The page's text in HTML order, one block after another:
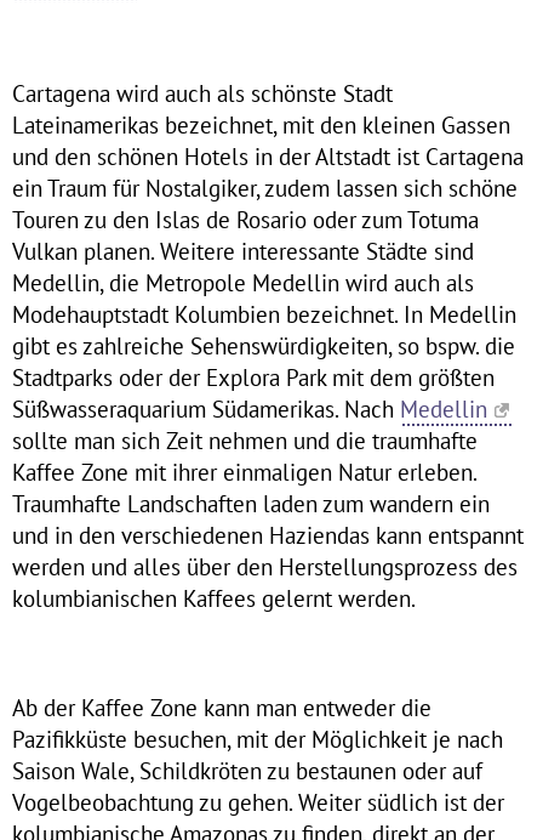
Cartagena wird auch als schönste Stadt
Lateinamerikas bezeichnet, mit den kleinen Gassen
und den schönen Hotels in der Altstadt ist Cartagena
ein Traum für Nostalgiker, zudem lassen sich schöne
Touren zu den Islas de Rosario oder zum Totuma
Vulkan planen. Weitere interessante Städte sind
Medellin, die Metropole Medellin wird auch als
Modehauptstadt Kolumbien bezeichnet. In Medellin
gibt es zahlreiche Sehenswürdigkeiten, so bspw. die
Stadtparks oder der Explora Park mit dem größten
Süßwasseraquarium Südamerikas. Nach Medellin
sollte man sich Zeit nehmen und die traumhafte
Kaffee Zone mit ihrer einmaligen Natur erleben.
Traumhafte Landschaften laden zum wandern ein
und in den verschiedenen Haziendas kann entspannt
werden und alles über den Herstellungsprozess des
kolumbianischen Kaffees gelernt werden.
Ab der Kaffee Zone kann man entweder die
Pazifikküste besuchen, mit der Möglichkeit je nach
Saison Wale, Schildkröten zu bestaunen oder auf
Vogelbeobachtung zu gehen. Weiter südlich ist der
kolumbianische Amazonas zu finden, direkt an der